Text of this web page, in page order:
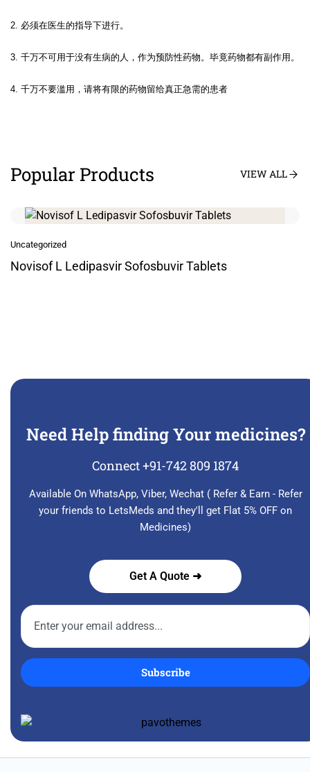
2. 必须在医生的指导下进行。
3. 千万不可用于没有生病的人，作为预防性药物。毕竟药物都有副作用。
4. 千万不要滥用，请将有限的药物留给真正急需的患者
Popular Products VIEW ALL
Uncategorized
Novisof L Ledipasvir Sofosbuvir Tablets
Need Help finding Your medicines?
Connect +91-742 809 1874
Available On WhatsApp, Viber, Wechat ( Refer & Earn - Refer
your friends to LetsMeds and they'll get Flat 5% OFF on
Medicines)
Get A Quote ➜
Subscribe